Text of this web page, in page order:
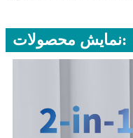
نمایش محصولات: